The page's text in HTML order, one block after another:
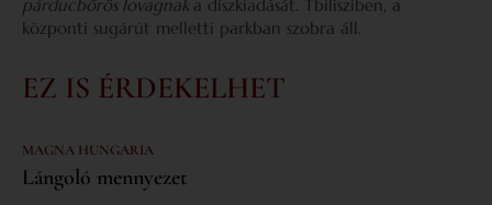
párducbőrös lovagnak a díszkiadását. Tbilisziben, a
központi sugárút melletti parkban szobra áll.
EZ IS ÉRDEKELHET
MAGNA HUNGARIA
Lángoló mennyezet